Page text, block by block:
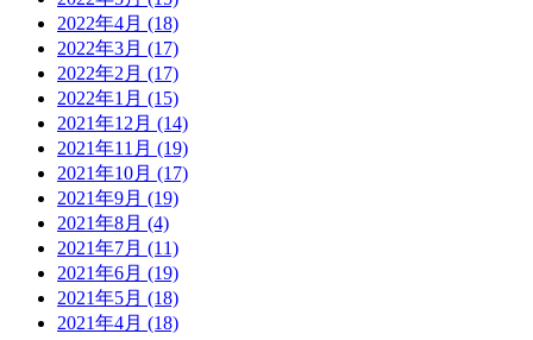
2022年4月 (18)
2022年3月 (17)
2022年2月 (17)
2022年1月 (15)
2021年12月 (14)
2021年11月 (19)
2021年10月 (17)
2021年9月 (19)
2021年8月 (4)
2021年7月 (11)
2021年6月 (19)
2021年5月 (18)
2021年4月 (18)